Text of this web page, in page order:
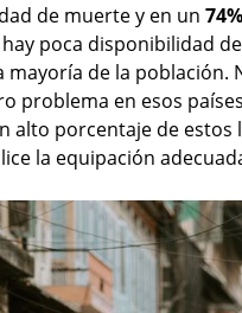
de muerte y en un 74%
poca disponibilidad
mayoría de la población.
problema en esos
alto porcentaje de
la equipación